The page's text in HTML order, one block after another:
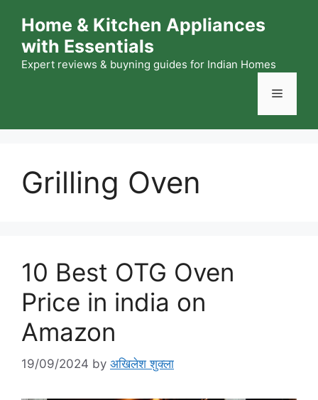
content
Home & Kitchen Appliances
with Essentials
Expert reviews & buyning guides for Indian Homes
Menu
Grilling Oven
10 Best OTG Oven
Price in india on
Amazon
19/09/2024 by अखिलेश शुक्ला